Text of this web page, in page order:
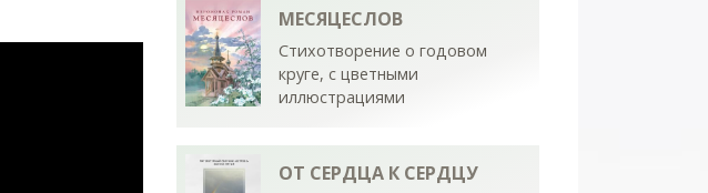
МЕСЯЦЕСЛОВ
Стихотворение о годовом
круге, с цветными
иллюстрациями
ОТ СЕРДЦА К СЕРДЦУ